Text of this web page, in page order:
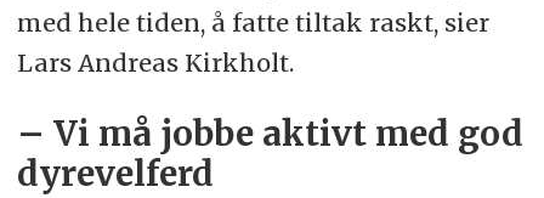
med hele tiden, å fatte tiltak raskt, sier
Lars Andreas Kirkholt.
– Vi må jobbe aktivt med god
dyrevelferd